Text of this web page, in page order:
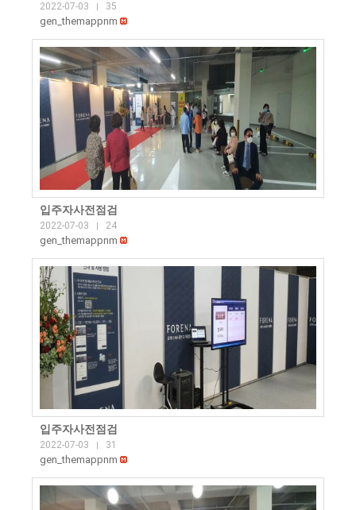
2022-07-03 35
gen_themappnm
입주자사전점검
2022-07-03 24
gen_themappnm
입주자사전점검
2022-07-03 31
gen_themappnm